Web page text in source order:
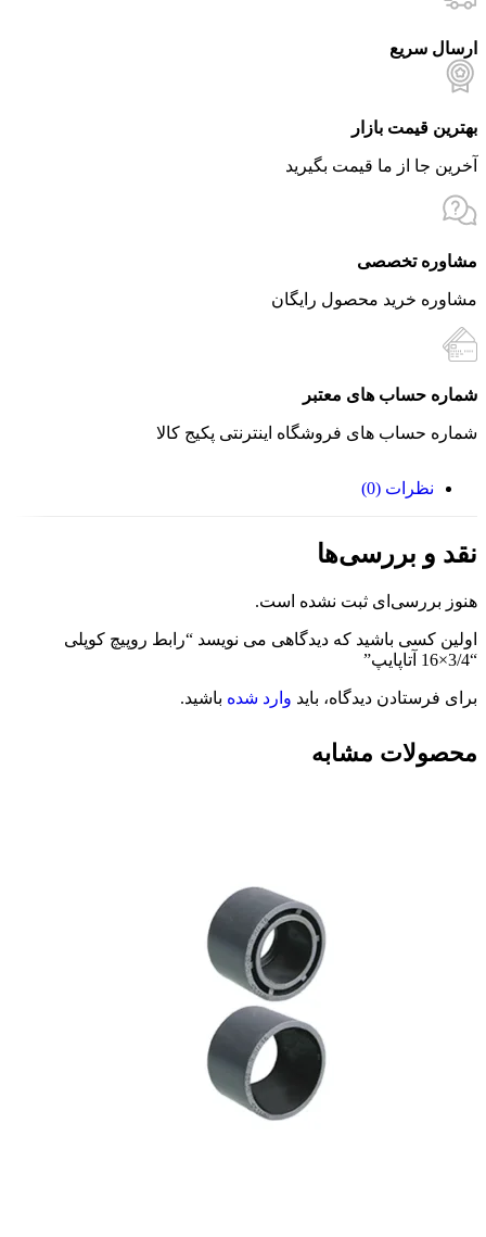
ارسال سریع
بهترین قیمت بازار
آخرین جا از ما قیمت بگیرید
مشاوره تخصصی
مشاوره خرید محصول رایگان
شماره حساب های معتبر
شماره حساب های فروشگاه اینترنتی پکیج کالا
نظرات (0)
نقد و بررسی‌ها
هنوز بررسی‌ای ثبت نشده است.
اولین کسی باشید که دیدگاهی می نویسد “رابط روپیچ کوپلی
“3/4×16 آتاپایپ”
برای فرستادن دیدگاه، باید وارد شده باشید.
محصولات مشابه